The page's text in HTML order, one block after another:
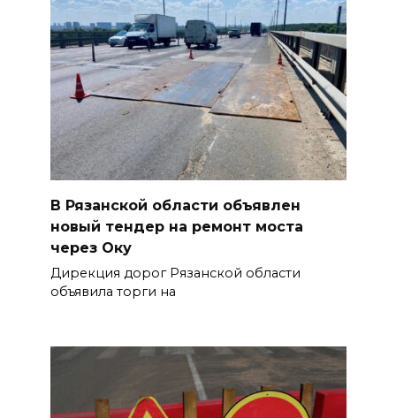
В Рязанской области объявлен
новый тендер на ремонт моста
через Оку
Дирекция дорог Рязанской области
объявила торги на